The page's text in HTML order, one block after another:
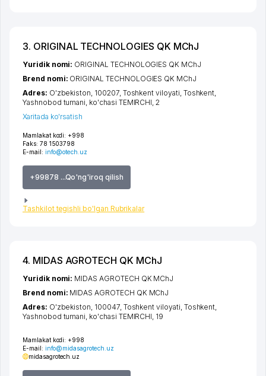
3. ORIGINAL TECHNOLOGIES QK MChJ
Mamlakat kodi: +998
Faks: 78 1503798
E-mail: info@otech.uz
+99878 ...Qo'ng'iroq qilish
Tashkilot tegishli bo'lgan Rubrikalar
Yuridik nomi: ORIGINAL TECHNOLOGIES QK MChJ
Brend nomi: ORIGINAL TECHNOLOGIES QK MChJ
Adres: O'zbekiston, 100207, Toshkent viloyati, Toshkent,
Yashnobod tumani, ko'chasi TEMIRCHI, 2
Xaritada ko'rsatish
4. MIDAS AGROTECH QK MChJ
Mamlakat kodi: +998
E-mail: info@midasagrotech.uz
midasagrotech.uz
Yuridik nomi: MIDAS AGROTECH QK MChJ
Brend nomi: MIDAS AGROTECH QK MChJ
Adres: O'zbekiston, 100047, Toshkent viloyati Toshkent
Yashnobod tumani ko'chasi TEMIRCHI , 19